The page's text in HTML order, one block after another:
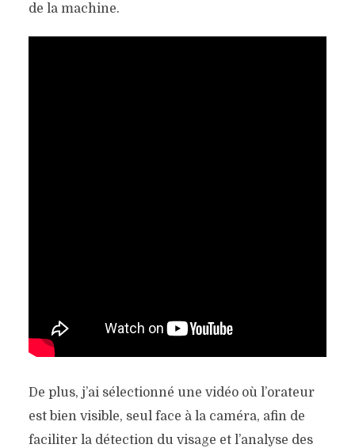
de la machine.
De plus, j’ai sélectionné une vidéo où l’orateur
est bien visible, seul face à la caméra, afin de
faciliter la détection du visage et l’analyse des